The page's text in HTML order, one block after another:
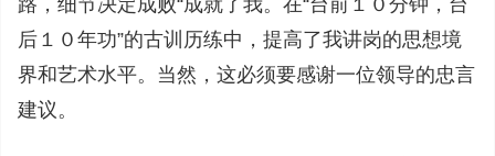
路，细节决定成败“成就了我。在“台前１０分钟，台
后１０年功”的古训历练中，提高了我讲岗的思想境
界和艺术水平。当然，这必须要感谢一位领导的忠言
建议。